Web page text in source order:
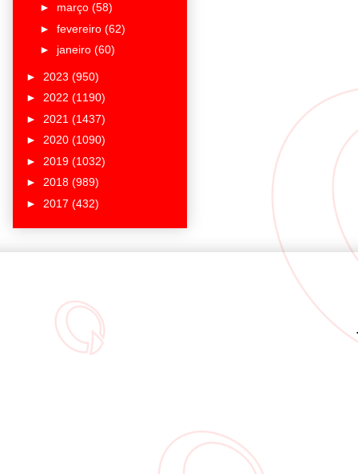
► março (58)
► fevereiro (62)
► janeiro (60)
► 2023 (950)
► 2022 (1190)
► 2021 (1437)
► 2020 (1090)
► 2019 (1032)
► 2018 (989)
► 2017 (432)